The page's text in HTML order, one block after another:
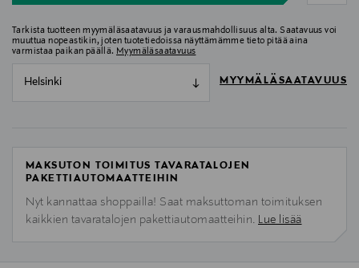
Tarkista tuotteen myymäläsaatavuus ja varausmahdollisuus alta. Saatavuus voi
muuttua nopeastikin, joten tuotetiedoissa näyttämämme tieto pitää aina
varmistaa paikan päällä. Myymäläsaatavuus
Helsinki MYYMÄLÄSAATAVUUS
MAKSUTON TOIMITUS TAVARATALOJEN
PAKETTIAUTOMAATTEIHIN
Nyt kannattaa shoppailla! Saat maksuttoman toimituksen
kaikkien tavaratalojen pakettiautomaatteihin. Lue lisää